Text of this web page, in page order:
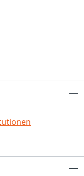
und
als tif-